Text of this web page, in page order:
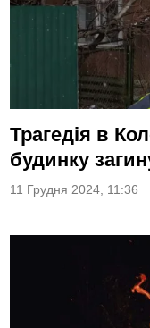
Трагедія в
будинку
11 Грудня 2024, 11:36